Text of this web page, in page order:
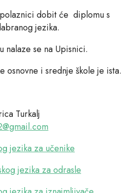
dobit će diplomu s
jezika.
nalaze se na Upisnici.
osnovne i srednje škole je ista.
Turkalj
jezika za učenike
jezika za odrasle